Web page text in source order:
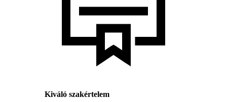
Kiváló szakértelem